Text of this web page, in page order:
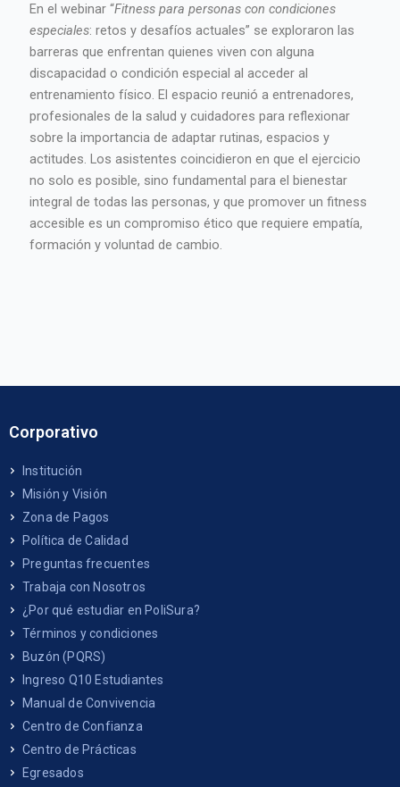
En el webinar “Fitness para personas con condiciones
especiales: retos y desafíos actuales” se exploraron las
barreras que enfrentan quienes viven con alguna
discapacidad o condición especial al acceder al
entrenamiento físico. El espacio reunió a entrenadores,
profesionales de la salud y cuidadores para reflexionar
sobre la importancia de adaptar rutinas, espacios y
actitudes. Los asistentes coincidieron en que el ejercicio
no solo es posible, sino fundamental para el bienestar
integral de todas las personas, y que promover un fitness
accesible es un compromiso ético que requiere empatía,
formación y voluntad de cambio.
Corporativo
Institución
Misión y Visión
Zona de Pagos
Política de Calidad
Preguntas frecuentes
Trabaja con Nosotros
¿Por qué estudiar en PoliSura?
Términos y condiciones
Buzón (PQRS)
Ingreso Q10 Estudiantes
Manual de Convivencia
Centro de Confianza
Centro de Prácticas
Egresados